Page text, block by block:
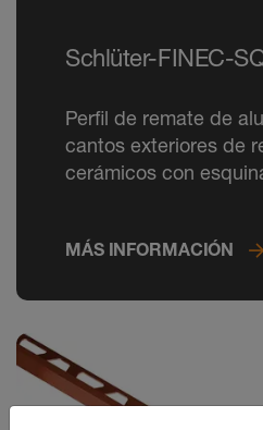
Schlüter-FINEC-
Perfil de remate de
cantos exteriores de
cerámicos con
MÁS INFORMACIÓN